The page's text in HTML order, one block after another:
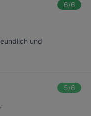
6/6
und
5/6